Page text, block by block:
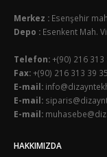
Merkez : Esenşehir
Depo : Esenkent Mah.
Telefon:+(90) 216 313
Fax:+(90) 216 313 39 35
E-mail:
E-mail:
E-mail:
HAKKIMIZDA